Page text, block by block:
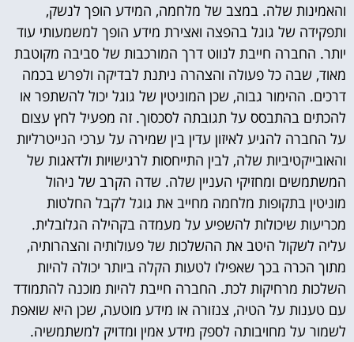
והאמינות שלה. במצב של מלחמה, המידע הופך לנשק,
ותפקידה של גוגל בהפצה ואצירת מידע הופך למשמעותי עוד
יותר. החברה חייבת לנווט דרך המורכבות של סביבה מקוטבת
מאוד, שבה כל פעולה והצהרה ניתנת לבדיקה ולפרש בכמה
דרכים. ההימור גבוה, שכן המוניטין של גוגל יכול להשתפר או
להכתים בהתבסס על תגובתה לסכסוך. זה מפעיל לחץ עצום
על החברה להגיע לאיזון עדין בין שמירה על ערכי הנייטרליות
והאובייקטיביות שלה, לבין התייחסות לרגישויות ולדאגות של
המשתמשים ומחזיקי העניין שלה. שדה הקרב של ניהול
מוניטין בתקופות מלחמה מחייב את גוגל לקבל החלטות
מכריעות שיכולות להשפיע על מעמדה בקהילה הגלובלית.
עליה לשקול היטב את ההשלכות של פעולותיה והצהרותיה,
מתוך הכרה בכך שאפילו לטעות הקלה ביותר יכולה להיות
השלכות מרחיקות לכת. החברה חייבת להיות מוכנה להתמודד
עם טענות על הטיה, צנזורה או מידע מוטעה, שכן היא שואפת
לשמור על מחויבותה לספק מידע אמין ומדויק למשתמשיה.